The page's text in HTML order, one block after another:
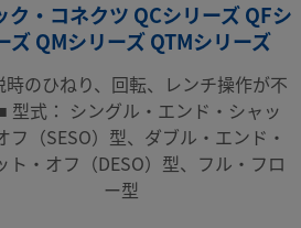
なSwagelokクイック・コネクツは
ピリッジ（流体流出量）を最小限に
格を見る
せ
ク・コネクツ QCシリーズ QFシ
ズ QMシリーズ QTMシリーズ
時のひねり、回転、レンチ操作が不
型式： シングル・エンド・シャッ
フ（SESO）型、ダブル・エンド・
ト・オフ（DESO）型、フル・フロ
ー型